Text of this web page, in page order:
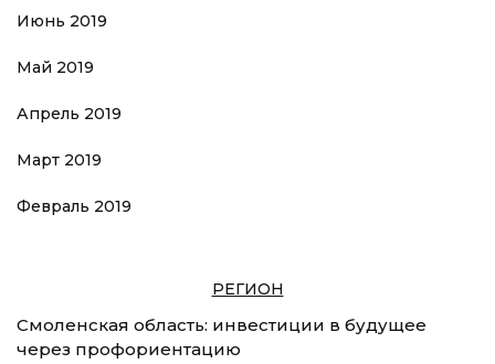
Июнь 2019
Май 2019
Апрель 2019
Март 2019
Февраль 2019
РЕГИОН
Смоленская область: инвестиции в будущее
через профориентацию